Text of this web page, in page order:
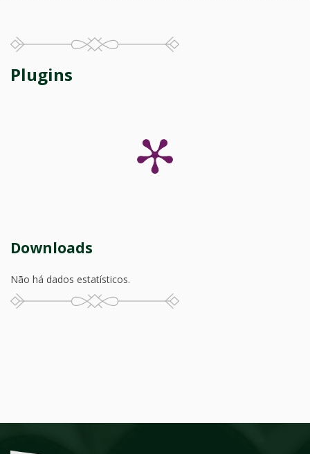
Plugins
Downloads
Não há dados estatísticos.